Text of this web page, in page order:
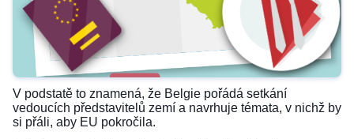
V podstatě to znamená, že Belgie pořádá setkání
vedoucích představitelů zemí a navrhuje témata, v nichž by
si přáli, aby EU pokročila.